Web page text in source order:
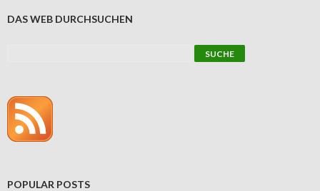
DAS WEB DURCHSUCHEN
POPULAR POSTS